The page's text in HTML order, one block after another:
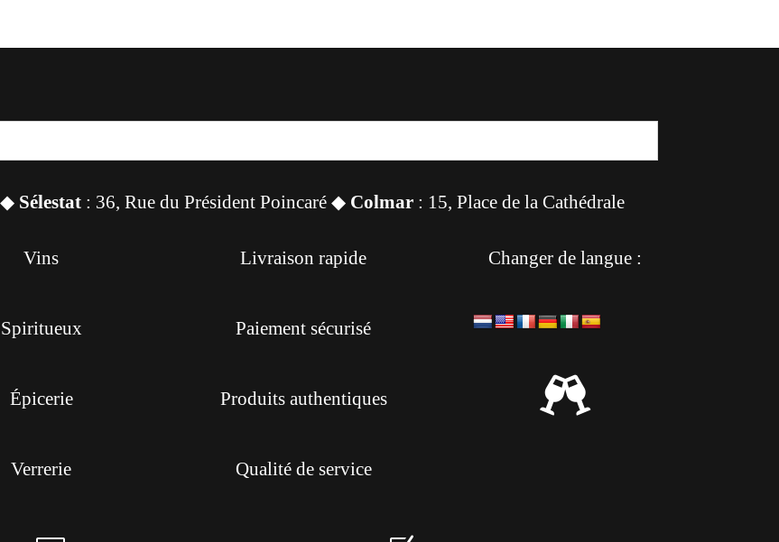
◆ Sélestat : 36, Rue du Président Poincaré ◆ Colmar : 15, Place de la Cathédrale
Vins
Spiritueux
Épicerie
Verrerie
Livraison rapide
Paiement sécurisé
Produits authentiques
Qualité de service
Changer de langue :
